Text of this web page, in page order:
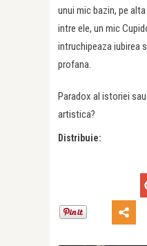
unui mic bazin, pe
intre ele, un mic
intruchipeaza iubirea
profana.
Paradox al istoriei
artistica?
Distribuie: